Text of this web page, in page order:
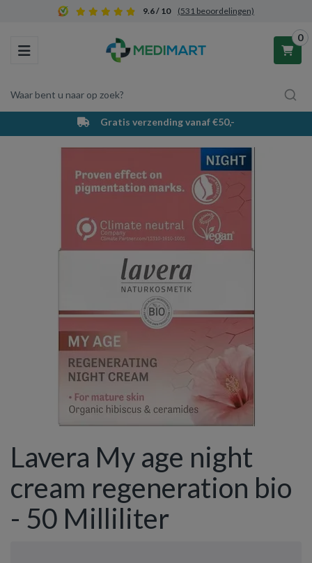
9.6 / 10 (531 beoordelingen)
Toggle navigation
Waar bent u naar op zoek?
0
Winkelwagen
Uw winkelwagen is leeg.
Vul hem met producten.
Gratis verzending vanaf €50,-
Lavera My age night
cream regeneration bio
- 50 Milliliter